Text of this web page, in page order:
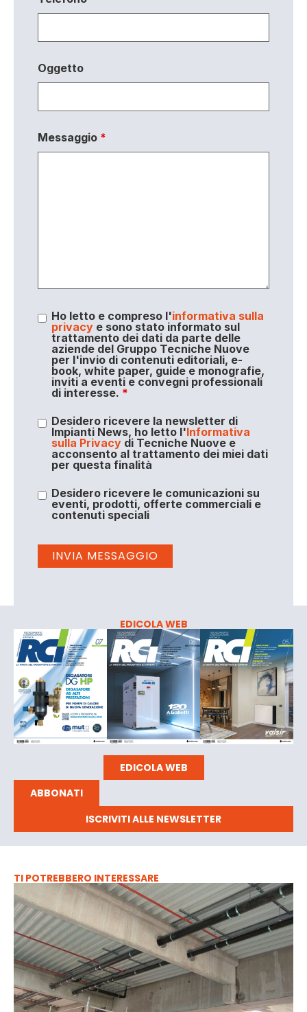
Oggetto
Messaggio *
Ho letto e compreso l'informativa sulla
privacye sono stato informato sul
trattamento dei dati da parte delle
aziende del Gruppo Tecniche Nuove
per l'invio di contenuti editoriali, e-
book, white paper, guide e monografie,
inviti a eventi e convegni professionali
di interesse. *
Desidero ricevere la newsletter di
Impianti News, ho letto l'Informativa
sulla Privacydi Tecniche Nuove e
acconsento al trattamento dei miei dati
per questa finalità
Desidero ricevere le comunicazioni su
eventi, prodotti, offerte commerciali e
contenuti speciali
EDICOLA WEB
EDICOLA WEB
ABBONATI
ISCRIVITI ALLE NEWSLETTER
TI POTREBBERO INTERESSARE